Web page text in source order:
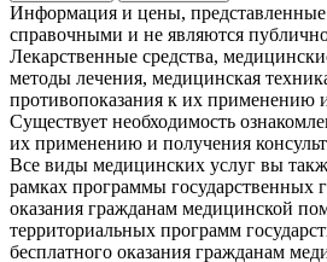
Информация и цены, представленные
справочными и не являются
Лекарственные средства,
методы лечения, медицинская
противопоказания к их применению
Существует необходимость
их применению и получения
Все виды медицинских услуг вы
рамках программы государственных
оказания гражданам медицинской
территориальных программ
бесплатного оказания гражданам